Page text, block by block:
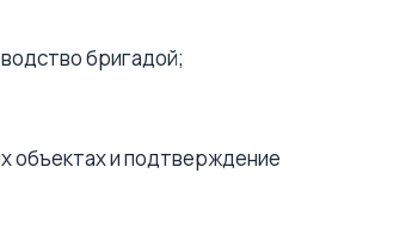
бригадой;
объектах и подтверждение